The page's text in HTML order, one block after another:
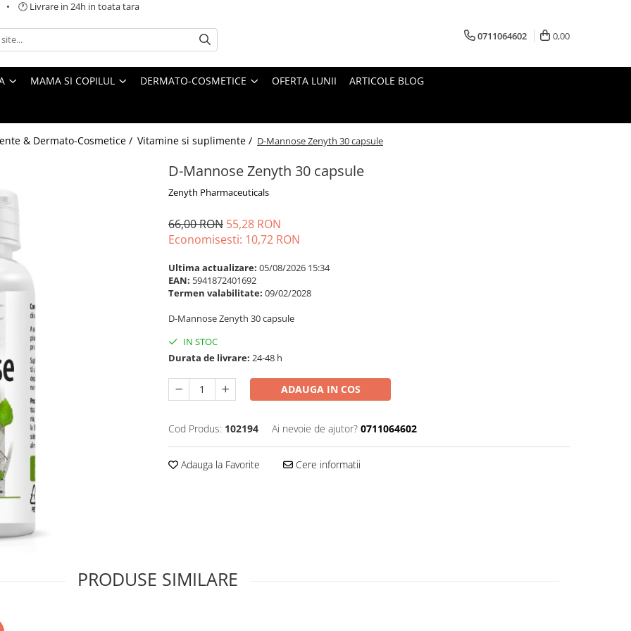
• 🕐 Livrare in 24h in toata tara
0711064602 0,00
MAMA SI COPILUL DERMATO-COSMETICE OFERTA LUNII ARTICOLE BLOG
& Dermato-Cosmetice / Vitamine si suplimente / D-Mannose Zenyth 30 capsule
D-Mannose Zenyth 30 capsule
Zenyth Pharmaceuticals
66,00 RON 55,28 RON
Economisesti: 10,72 RON
Ultima actualizare: 05/08/2026 15:34
EAN: 5941872401692
Termen valabilitate: 09/02/2028
D-Mannose Zenyth 30 capsule
IN STOC
Durata de livrare: 24-48 h
ADAUGA IN COS
Cod Produs: 102194 Ai nevoie de ajutor? 0711064602
Adauga la Favorite Cere informatii
PRODUSE SIMILARE